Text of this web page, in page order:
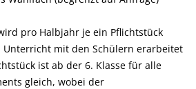
pro Halbjahr je ein Pflichtstück
Unterricht mit den Schülern erarbeitet
ist ab der 6. Klasse für alle
gleich, wobei der